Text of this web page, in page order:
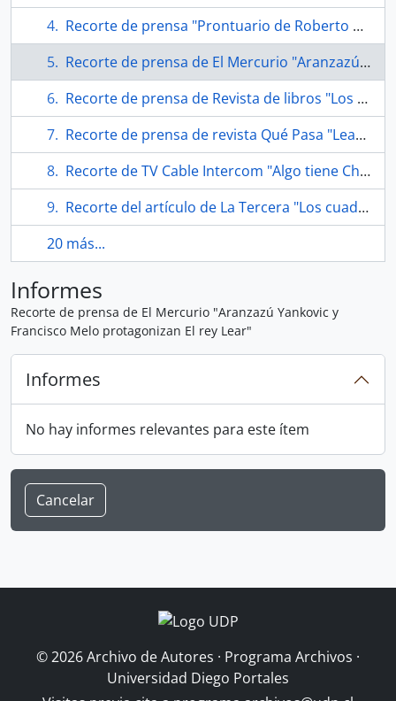
Recorte de prensa "Prontuario de Roberto Parra"
Recorte de prensa de El Mercurio "Aranzazú Yankovic y Francisco Melo protagonizan El rey Lear"
Recorte de prensa de Revista de libros "Los más vendidos"
Recorte de prensa de revista Qué Pasa "Lear/Parra style: Sin respeto"
Recorte de TV Cable Intercom "Algo tiene Chillán"
Recorte del artículo de La Tercera "Los cuadernos recuperados de Nicanor"
20 más...
Informes
Recorte de prensa de El Mercurio "Aranzazú Yankovic y
Francisco Melo protagonizan El rey Lear"
Informes
No hay informes relevantes para este ítem
Cancelar
© 2026 Archivo de Autores · Programa Archivos ·
Universidad Diego Portales